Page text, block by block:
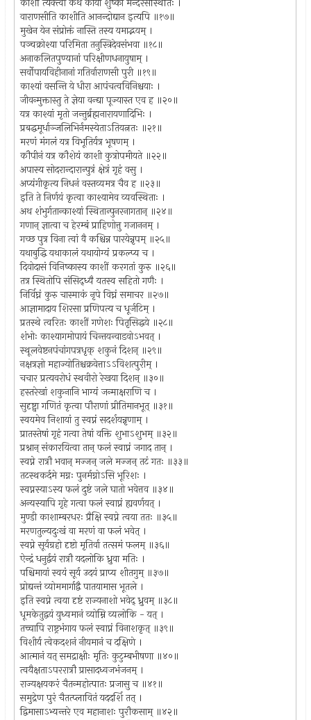
वाराणसीति काशीति आनन्दोद्यान इत्यपि ॥१७॥
मुखेन येन संप्रोक्तं नास्ति तस्य यमाद्भयम् ।
पञ्चक्रोश्या परिमिता तनुस्त्रिदेवसंभवा ॥१८॥
अनाकलितपुण्यानां परिक्षीणधनायुषाम् ।
सर्वोपायविहीनानां गतिर्वाराणसी पुरी ॥१९॥
काश्यां वसन्ति ये धीरा आपंचत्वविनिश्चयाः ।
जीवन्मुक्तास्तु ते ज्ञेया वन्द्या पूज्यास्त एव ह ॥२०॥
यत्र काश्यां मृतो जन्तुर्ब्रह्मनारायणादिभिः ।
प्रबद्धमूर्धाञ्जलिभिर्नमस्येताऽतियत्नतः ॥२१॥
मरणं मंगलं यत्र विभूतिर्यत्र भूषणम् ।
कौपीनं यत्र कौशेयं काशी कुत्रोपमीयते ॥२२॥
अपास्य सोदरान्दारान्पुत्रं क्षेत्रं गृहं वसु ।
अप्यंगीकृत्य निधनं वस्तव्यमत्र चैव ह ॥२३॥
इति ते निर्णयं कृत्वा काश्यामेव व्यवस्थिताः ।
अथ शंभुर्गतान्काश्यां स्थितान्पुनरनागतान् ॥२४॥
गणान् ज्ञात्वा च हेरम्बं प्राहिणोत्तु गजाननम् ।
गच्छ पुत्र विना त्वां वै कश्चिन्न पारयेन्नृपम् ॥२५॥
यथाबुद्धि यथाकालं यथायोग्यं प्रकल्प्य च ।
दिवोदासं विनिष्कास्य काशीं करगतां कुरु ॥२६॥
तत्र स्थितोपि संसिद्ध्यै यतस्व सहितो गणैः ।
निर्विघ्नं कुरु चास्माकं नृपे विघ्नं समाचर ॥२७॥
आज्ञामादाय शिरसा प्रणिपत्य च धूर्जटिम् ।
प्रतस्थे त्वरितः काशीं गणेशः पितृसिद्धये ॥२८॥
शंभोः काश्यागमोपायं चिन्तयन्वाडवोऽभवत् ।
स्थूलवेष्टनपंचांगपत्रधृक् शकुनं दिशन् ॥२९॥
नक्षत्रज्ञो महाज्योतिश्चक्रवेत्ताऽऽविशत्पुरीम् ।
चचार प्रत्यवरोधं स्थवीरो रेखया दिशन् ॥३०॥
हस्तरेखां शकुनानि भाग्यं जन्माक्षराणि च ।
सुदृष्ट्वा गणितं कृत्वा पौराणां प्रीतिमानभूत् ॥३१॥
स्वयमेव निशायां तु स्वप्नं सदर्शयन्नृणाम् ।
प्रातस्तेषां गृहं गत्वा तेषां वक्ति शुभाऽशुभम् ॥३२॥
प्रश्नान् संकारयित्वा तान् फलं स्वाप्नं जगाद तान् ।
स्वप्ने रात्रौ भवान् मज्जन् जले मज्जन् तटं गतः ॥३३॥
तटस्थकर्दमे मग्नः पुनर्मग्नोऽसि भूरिशः ।
स्वप्नस्याऽस्य फलं दुष्टं जले घातो भवेत्तव ॥३४॥
अन्यस्यापि गृहे गत्वा फलं स्वाप्नं ह्यवर्णयत् ।
मुण्डी काशाम्बरधरः प्रैक्षि स्वप्ने त्वया ततः ॥३५॥
मरणतुल्यदुःखं वा मरणं वा फलं भवेत् ।
स्वप्ने सूर्यग्रहो दृष्टो मृतिर्वा तत्समं फलम् ॥३६॥
ऐन्द्रं धनुर्द्वयं रात्रौ यदलोकि ध्रुवा मतिः ।
पश्चिमायां स्वयं सूर्य उदयं प्राप्य शीतगुम् ॥३७॥
प्रोद्यन्तं व्योममार्गाद्वै पातयामास भूतले ।
इति स्वप्ने त्वया दृष्टं राज्यनाशो भवेद् ध्रुवम् ॥३८॥
धूमकेतुद्वयं युध्यमानं व्योम्नि व्यलोकि - यत् ।
तच्चापि राष्ट्रभंगाय फलं स्वाप्नं विनाशकृत् ॥३९॥
विशीर्य त्वेकदशनं नीयमानं च दक्षिणे ।
आत्मानं यत् समद्राक्षीः मृतिः कुटुम्बभीषणा ॥४०॥
त्वयैक्षताऽपररात्रौ प्रासादध्वजभंजनम् ।
राज्यक्षयकरं चैतन्महोत्पातः प्रजासु च ॥४१॥
समुद्रेण पुरं चैतत्प्लावितं यददर्शि तत् ।
द्विमासाऽभ्यन्तरे एव महानाशः पुरौकसाम् ॥४२॥